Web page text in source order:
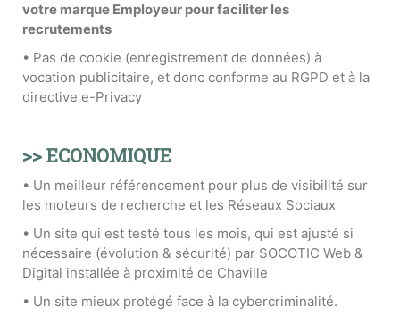
votre marque Employeur pour faciliter les
recrutements
• Pas de cookie (enregistrement de données) à
vocation publicitaire, et donc conforme au RGPD et à la
directive e-Privacy
>> ECONOMIQUE
• Un meilleur référencement pour plus de visibilité sur
les moteurs de recherche et les Réseaux Sociaux
• Un site qui est testé tous les mois, qui est ajusté si
nécessaire (évolution & sécurité) par SOCOTIC Web &
Digital installée à proximité de Chaville
• Un site mieux protégé face à la cybercriminalité.